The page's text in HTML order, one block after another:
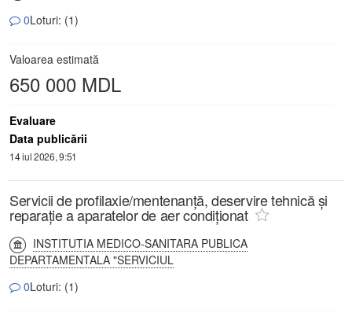
0Loturi: (1)
Valoarea estimată
650 000 MDL
Evaluare
Data publicării
14 iul 2026, 9:51
Servicii de profilaxie/mentenanță, deservire tehnică și
reparație a aparatelor de aer condiționat
INSTITUTIA MEDICO-SANITARA PUBLICA
DEPARTAMENTALA "SERVICIUL
0Loturi: (1)